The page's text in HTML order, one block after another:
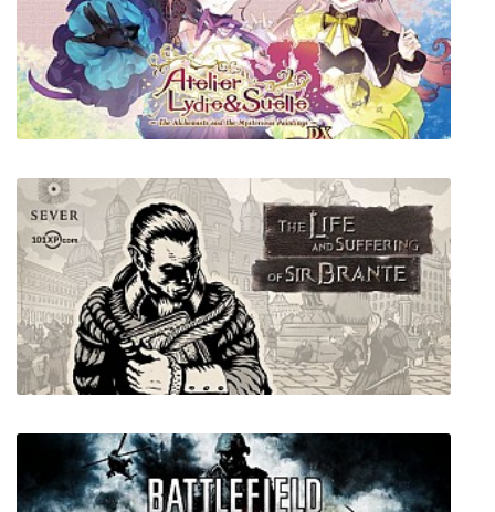
Clea
Atelier Lydie & Suelle: The Alchemists and the
Mysterious Paintings DX